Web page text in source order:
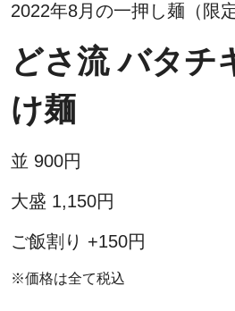
2022年8月の一押し麺（限定
どさ流 バタチ
け麺
並 900円
大盛 1,150円
ご飯割り +150円
※価格は全て税込